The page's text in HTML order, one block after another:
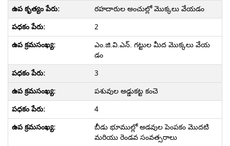
రహదారుల అంచుల్లో మొక్కలు వేయడం
2
ఎం.జి.వి.ఎన్. గట్టుల మీద మొక్కలు వేయ
డం
3
పశువుల అడ్డుకట్ట కంచె
4
బీడు భూముల్లో అడవుల పెంపకం మొదటి
మరియు రెండవ సంవత్సరాలు